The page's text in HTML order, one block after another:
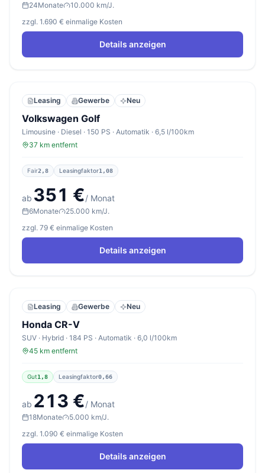
24Monate
10.000 km/J.
zzgl. 1.690 € einmalige Kosten
Details anzeigen
Leasing Gewerbe Neu
Volkswagen Golf
Limousine · Diesel · 150 PS · Automatik · 6,5 l/100km
37 km entfernt
Fair2,8 Leasingfaktor1,08
ab 351 €/ Monat
6Monate
25.000 km/J.
zzgl. 79 € einmalige Kosten
Details anzeigen
Leasing Gewerbe Neu
Honda CR-V
SUV · Hybrid · 184 PS · Automatik · 6,0 l/100km
45 km entfernt
Gut1,8 Leasingfaktor0,66
ab 213 €/ Monat
18Monate
5.000 km/J.
zzgl. 1.090 € einmalige Kosten
Details anzeigen